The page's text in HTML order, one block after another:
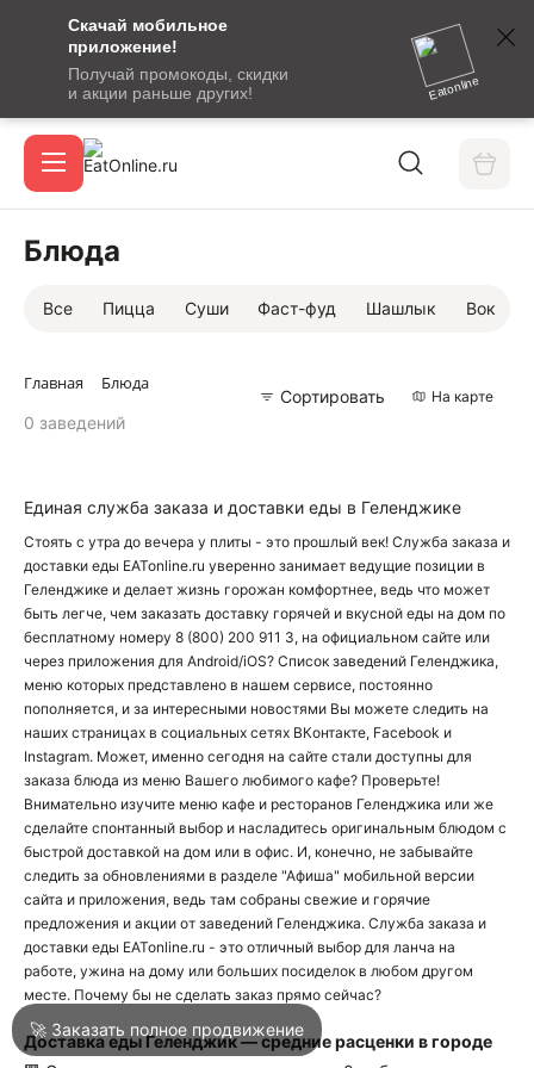
Скачай мобильное
приложение!
Получай промокоды, скидки
и акции раньше других!
Eatonline
сообщение
кодом
подтверждения
Акции
Войти
Геленджик
Написать в техподдержку
Блюда
Все Пицца Суши Фаст-фуд Шашлык Вок
Главная Блюда
0 заведений
Сортировать На карте
Единая служба заказа и доставки еды в Геленджике
Стоять с утра до вечера у плиты - это прошлый век! Служба заказа и
доставки еды EATonline.ru уверенно занимает ведущие позиции в
Геленджике и делает жизнь горожан комфортнее, ведь что может
быть легче, чем заказать доставку горячей и вкусной еды на дом по
бесплатному номеру 8 (800) 200 911 3, на официальном сайте или
через приложения для Android/iOS? Список заведений Геленджика,
меню которых представлено в нашем сервисе, постоянно
пополняется, и за интересными новостями Вы можете следить на
наших страницах в социальных сетях ВКонтакте, Facebook и
Instagram. Может, именно сегодня на сайте стали доступны для
заказа блюда из меню Вашего любимого кафе? Проверьте!
Внимательно изучите меню кафе и ресторанов Геленджика или же
сделайте спонтанный выбор и насладитесь оригинальным блюдом с
быстрой доставкой на дом или в офис. И, конечно, не забывайте
следить за обновлениями в разделе "Афиша" мобильной версии
сайта и приложения, ведь там собраны свежие и горячие
предложения и акции от заведений Геленджика. Служба заказа и
доставки еды EATonline.ru - это отличный выбор для ланча на
работе, ужина на дому или больших посиделок в любом другом
месте. Почему бы не сделать заказ прямо сейчас?
Доставка еды Геленджик — средние расценки в городе
🚀 Заказать полное продвижение